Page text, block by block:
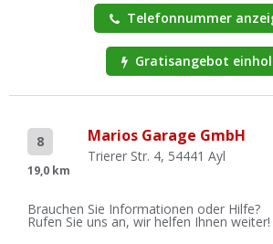
Telefonnummer
Gratisangebot
8
19,0 km
Marios Garage GmbH
Trierer Str. 4, 54441 Ayl
Brauchen Sie Informationen oder Hilfe?
Rufen Sie uns an, wir helfen Ihnen weiter!